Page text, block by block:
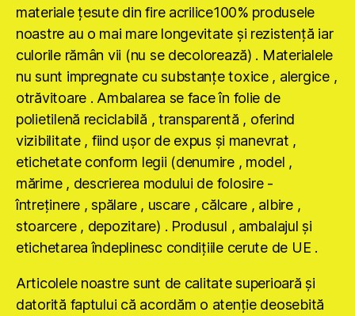
materiale ţesute din fire acrilice100% produsele
noastre au o mai mare longevitate şi rezistenţă iar
culorile rămân vii (nu se decolorează) . Materialele
nu sunt impregnate cu substanţe toxice , alergice ,
otrăvitoare . Ambalarea se face în folie de
polietilenă reciclabilă , transparentă , oferind
vizibilitate , fiind uşor de expus şi manevrat ,
etichetate conform legii (denumire , model ,
mărime , descrierea modului de folosire -
întreţinere , spălare , uscare , călcare , albire ,
stoarcere , depozitare) . Produsul , ambalajul şi
etichetarea îndeplinesc condiţiile cerute de UE .
Articolele noastre sunt de calitate superioară şi
datorită faptului că acordăm o atenţie deosebită